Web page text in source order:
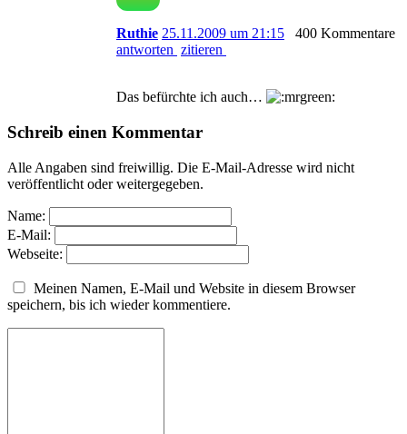
Ruthie 25.11.2009 um 21:15
400 Kommentare
antworten zitieren
Das befürchte ich auch…
Schreib einen Kommentar
Alle Angaben sind freiwillig. Die E-Mail-Adresse wird nicht
veröffentlicht oder weitergegeben.
Name:
E-Mail:
Webseite:
Meinen Namen, E-Mail und Website in diesem Browser
speichern, bis ich wieder kommentiere.